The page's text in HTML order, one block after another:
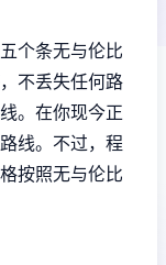
个条无与伦比
不丢失任何路
。在你现今正
线。不过，程
按照无与伦比